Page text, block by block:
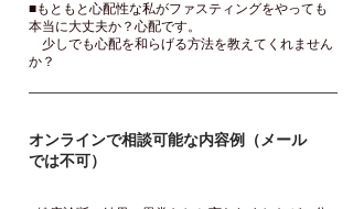
■もともと心配性な私がファスティングをやっても
本当に大丈夫か？心配です。
少しでも心配を和らげる方法を教えてくれません
か？
オンラインで相談可能な内容例（メール
では不可）